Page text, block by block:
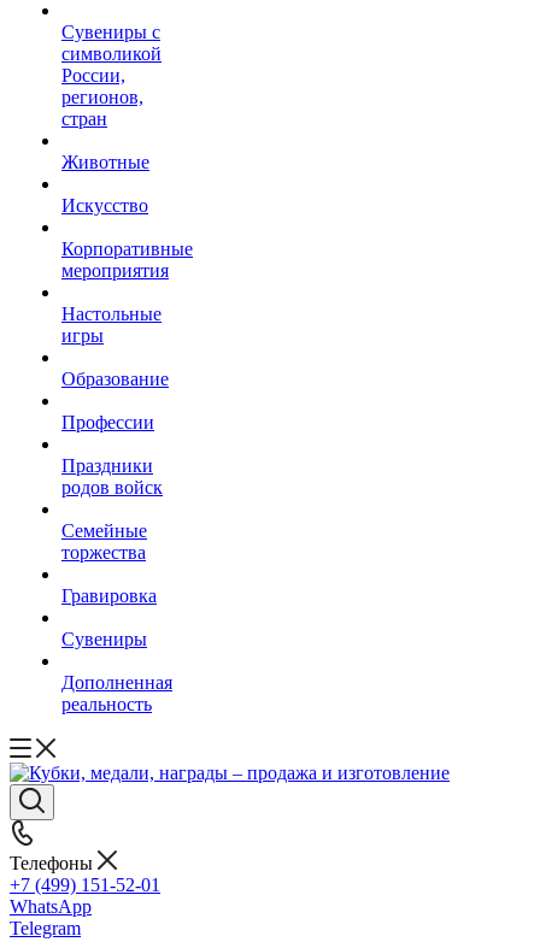
Сувениры с
символикой
России,
регионов,
стран
Животные
Искусство
Корпоративные
мероприятия
Настольные
игры
Образование
Профессии
Праздники
родов войск
Семейные
торжества
Гравировка
Сувениры
Дополненная
реальность
Телефоны
+7 (499) 151-52-01
WhatsApp
Telegram